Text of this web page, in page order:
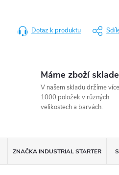
cena:
Dotaz k produktu
Máme zboží
V našem skladu držíme
1000 položek v různých
velikostech a barvách.
ZNAČKA INDUSTRIAL STARTER